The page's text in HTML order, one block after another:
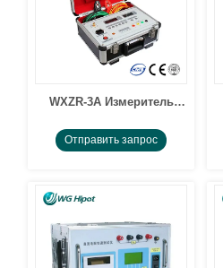
WXZR-3A Измеритель
сопротивления
Отправить запрос